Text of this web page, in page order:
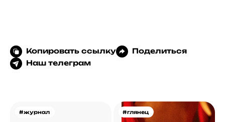
Копировать ссылку
Поделиться
Наш телеграм
#журнал #глянец